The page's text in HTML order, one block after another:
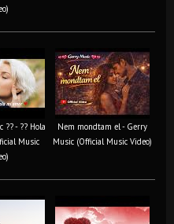
?? - ?? Hola
Music
Nem mondtam el - Gerry
Music (Official Music Video)